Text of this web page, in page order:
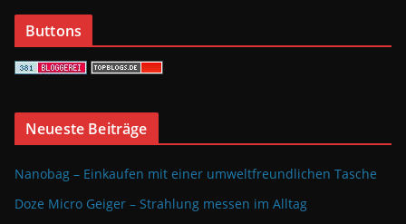
Buttons
Neueste Beiträge
Nanobag – Einkaufen mit einer umweltfreundlichen Tasche
Doze Micro Geiger – Strahlung messen im Alltag